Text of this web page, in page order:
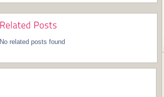
No related posts found